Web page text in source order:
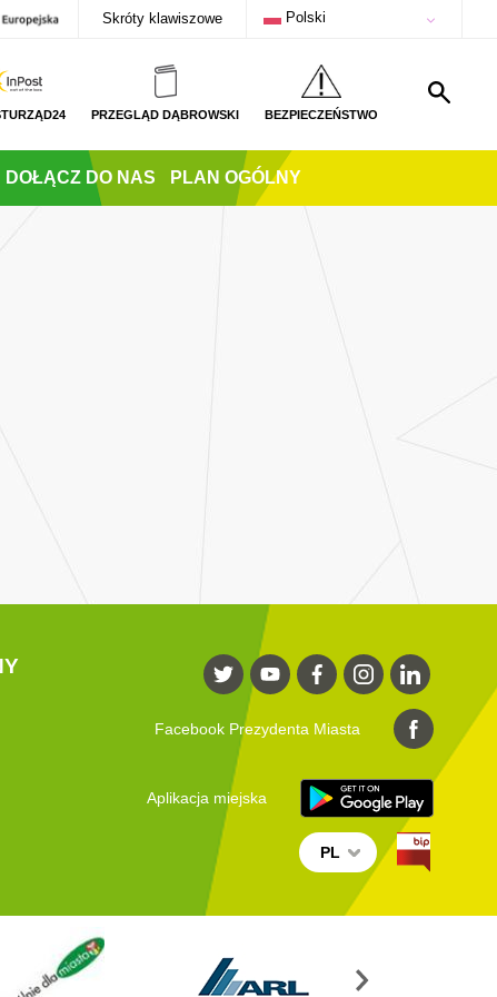
Skróty klawiszowe Polski
PRZEGLĄD DĄBROWSKI BEZPIECZEŃSTWO
DOŁĄCZ DO NAS PLAN OGÓLNY
Facebook Prezydenta Miasta
Aplikacja miejska
PL